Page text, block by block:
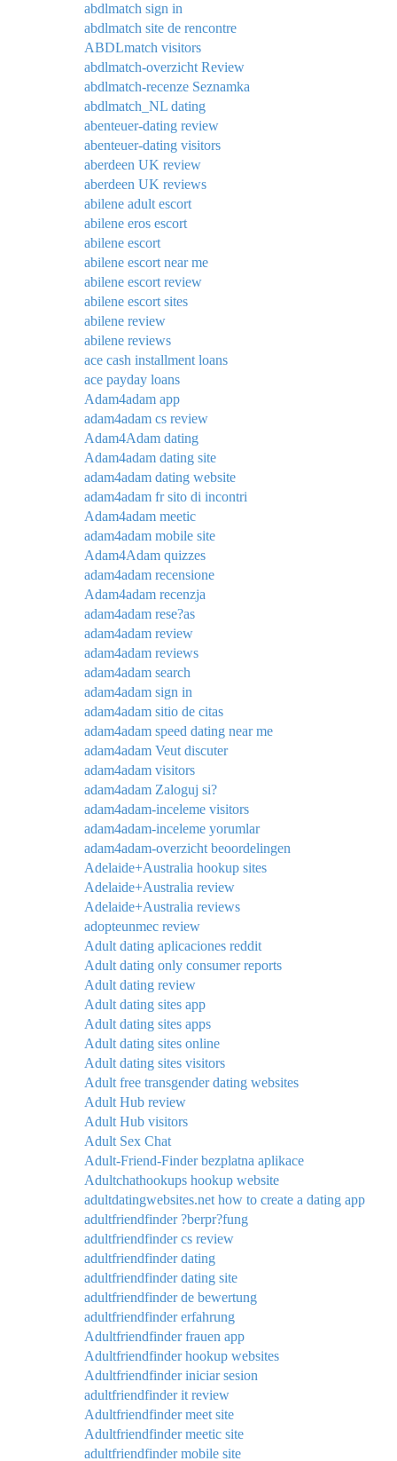
abdlmatch sign in
abdlmatch site de rencontre
ABDLmatch visitors
abdlmatch-overzicht Review
abdlmatch-recenze Seznamka
abdlmatch_NL dating
abenteuer-dating review
abenteuer-dating visitors
aberdeen UK review
aberdeen UK reviews
abilene adult escort
abilene eros escort
abilene escort
abilene escort near me
abilene escort review
abilene escort sites
abilene review
abilene reviews
ace cash installment loans
ace payday loans
Adam4adam app
adam4adam cs review
Adam4Adam dating
Adam4adam dating site
adam4adam dating website
adam4adam fr sito di incontri
Adam4adam meetic
adam4adam mobile site
Adam4Adam quizzes
adam4adam recensione
Adam4adam recenzja
adam4adam rese?as
adam4adam review
adam4adam reviews
adam4adam search
adam4adam sign in
adam4adam sitio de citas
adam4adam speed dating near me
adam4adam Veut discuter
adam4adam visitors
adam4adam Zaloguj si?
adam4adam-inceleme visitors
adam4adam-inceleme yorumlar
adam4adam-overzicht beoordelingen
Adelaide+Australia hookup sites
Adelaide+Australia review
Adelaide+Australia reviews
adopteunmec review
Adult dating aplicaciones reddit
Adult dating only consumer reports
Adult dating review
Adult dating sites app
Adult dating sites apps
Adult dating sites online
Adult dating sites visitors
Adult free transgender dating websites
Adult Hub review
Adult Hub visitors
Adult Sex Chat
Adult-Friend-Finder bezplatna aplikace
Adultchathookups hookup website
adultdatingwebsites.net how to create a dating app
adultfriendfinder ?berpr?fung
adultfriendfinder cs review
adultfriendfinder dating
adultfriendfinder dating site
adultfriendfinder de bewertung
adultfriendfinder erfahrung
Adultfriendfinder frauen app
Adultfriendfinder hookup websites
Adultfriendfinder iniciar sesion
adultfriendfinder it review
Adultfriendfinder meet site
Adultfriendfinder meetic site
adultfriendfinder mobile site